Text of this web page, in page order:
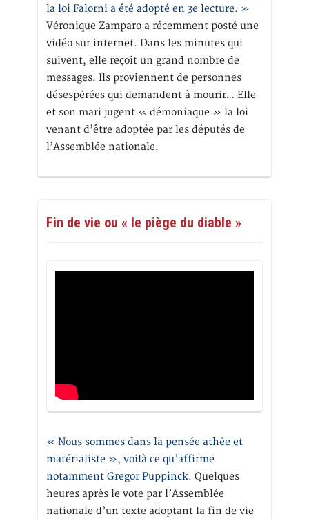
la loi Falorni a été adopté en 3e lecture. »
Véronique Zamparo a récemment posté une
vidéo sur internet. Dans les minutes qui
suivent, elle reçoit un grand nombre de
messages. Ils proviennent de personnes
désespérées qui demandent à mourir… Elle
et son mari jugent « démoniaque » la loi
venant d’être adoptée par les députés de
l’Assemblée nationale.
Fin de vie ou « le piège du diable »
« Nous sommes dans la pensée athée et
matérialiste », voilà ce qu’affirme
notamment Gregor Puppinck. Quelques
heures après le vote par l’Assemblée
nationale d’un texte adoptant la fin de vie